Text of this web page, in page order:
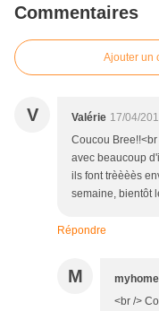
Commentaires
Ajouter un
V Valérie 17/04/
Coucou
avec beaucoup
ils font trèèèès
semaine, bientôt
Répondre
M
<br />